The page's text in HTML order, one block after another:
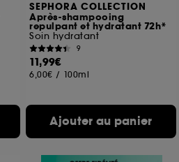
SEPHORA COLLECTION
Après-shampooing
repulpant et hydratant 72h*
Soin hydratant
9
11,99€
6,00€ / 100ml
Ajouter au panier